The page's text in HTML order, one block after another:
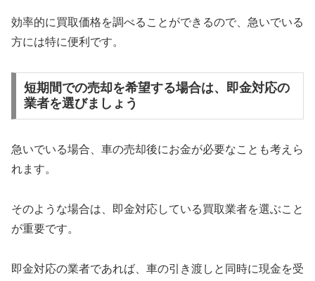
効率的に買取価格を調べることができるので、急いでいる
方には特に便利です。
短期間での売却を希望する場合は、即金対応の
業者を選びましょう
急いでいる場合、車の売却後にお金が必要なことも考えら
れます。
そのような場合は、即金対応している買取業者を選ぶこと
が重要です。
即金対応の業者であれば、車の引き渡しと同時に現金を受